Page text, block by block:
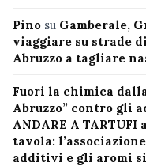
Pino su Gamberale,
viaggiare su strade
Abruzzo a tagliare
Fuori la chimica
Abruzzo” contro gli
ANDARE A TARTUFI
tavola:
additivi e gli aromi